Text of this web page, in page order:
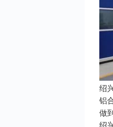
绍
铝
做